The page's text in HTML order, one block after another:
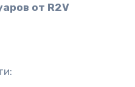
от R2V